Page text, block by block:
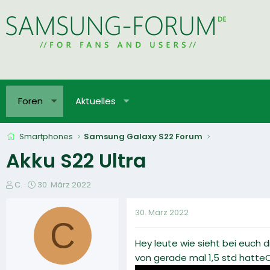
Foren Aktuelles
Smartphones Samsung Galaxy S22 Forum
Akku S22 Ultra
E
C.
E
t
30. März 2022
C
30. März 2022
Hey leute wie sieht bei euch
von gerade mal 1,5 std